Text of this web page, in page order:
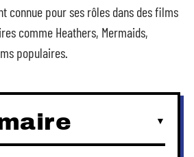
connue pour ses rôles dans des films
comme Heathers, Mermaids,
populaires.